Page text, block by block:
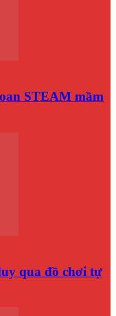
STEAM mầm
qua đồ chơi tự